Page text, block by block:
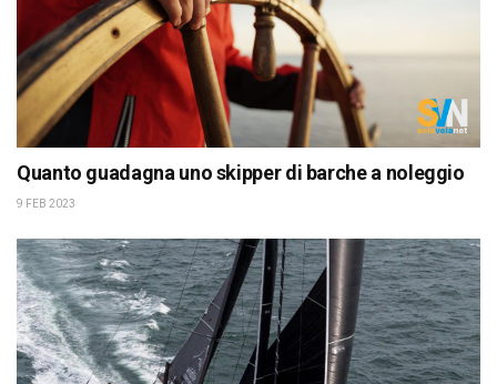
Quanto guadagna uno skipper di barche a noleggio
9 FEB 2023